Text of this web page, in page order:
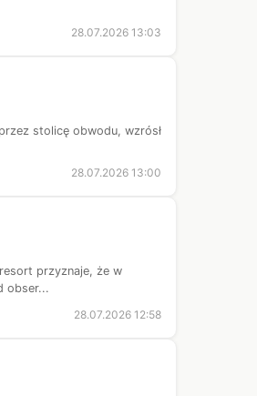
28.07.2026 13:03
stolicę obwodu, wzrósł
28.07.2026 13:00
przyznaje, że w
obser...
28.07.2026 12:58